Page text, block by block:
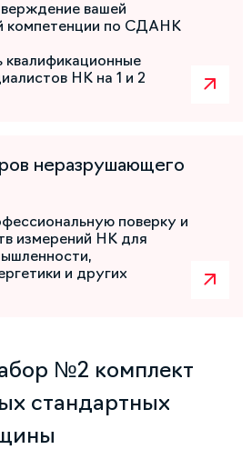
вашей
компетенции по СДАНК
НК на 1 и 2
неразрушающего
поверку и
измерений НК для
и других
№2 комплект
стандартных